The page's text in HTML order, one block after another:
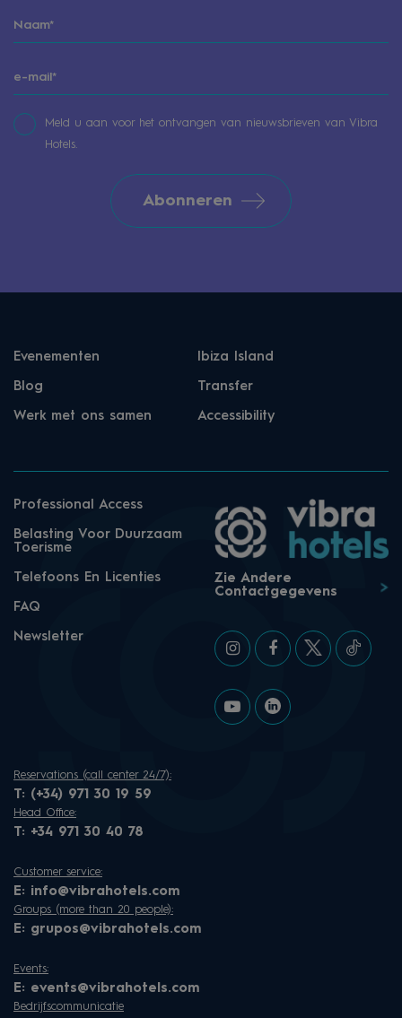
Meld u aan voor het ontvangen van nieuwsbrieven van Vibra
Hotels.
Abonneren
Evenementen Ibiza Island
Blog Transfer
Werk met ons samen Accessibility
Professional Access
Belasting Voor Duurzaam
Toerisme
Telefoons En Licenties
FAQ
Newsletter
Zie Andere
Contactgegevens
Reservations (call center 24/7):
T: (+34) 971 30 19 59
Head Office:
T: +34 971 30 40 78
Customer service:
E: info@vibrahotels.com
Groups (more than 20 people):
E: grupos@vibrahotels.com
Events:
E: events@vibrahotels.com
Bedrijfscommunicatie